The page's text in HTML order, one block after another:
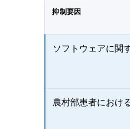
抑制要因
ソフトウェアに関
農村部患者におけ